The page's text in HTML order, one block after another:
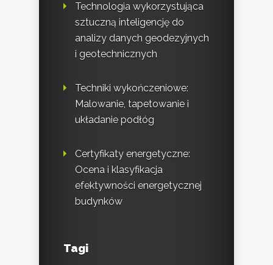
Technologia wykorzystująca
sztuczną inteligencję do
analizy danych geodezyjnych
i geotechnicznych
Techniki wykończeniowe:
Malowanie, tapetowanie i
układanie podłóg
Certyfikaty energetyczne:
Ocena i klasyfikacja
efektywności energetycznej
budynków
Tagi